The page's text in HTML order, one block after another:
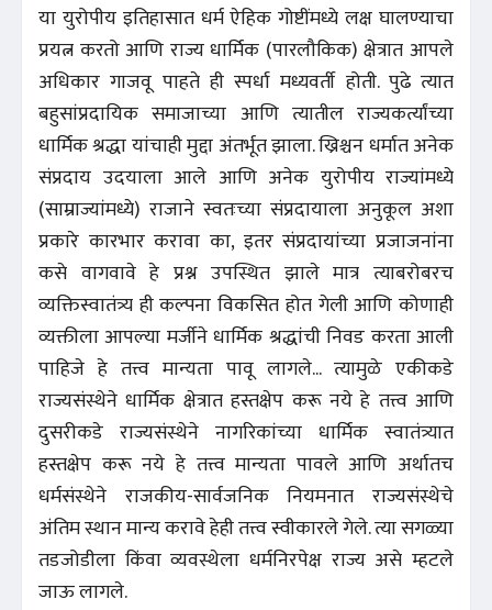
या युरोपीय इतिहासात धर्म ऐहिक गोष्टींमध्ये लक्ष घालण्याचा
प्रयत्न करतो आणि राज्य धार्मिक (पारलौकिक) क्षेत्रात आपले
अधिकार गाजवू पाहते ही स्पर्धा मध्यवर्ती होती. पुढे त्यात
बहुसांप्रदायिक समाजाच्या आणि त्यातील राज्यकर्त्यांच्या
धार्मिक श्रद्धा यांचाही मुद्दा अंतर्भूत झाला. ख्रिश्चन धर्मात अनेक
संप्रदाय उदयाला आले आणि अनेक युरोपीय राज्यांमध्ये
(साम्राज्यांमध्ये) राजाने स्वतःच्या संप्रदायाला अनुकूल अशा
प्रकारे कारभार करावा का, इतर संप्रदायांच्या प्रजाजनांना
कसे वागवावे हे प्रश्न उपस्थित झाले मात्र त्याबरोबरच
व्यक्तिस्वातंत्र्य ही कल्पना विकसित होत गेली आणि कोणाही
व्यक्तीला आपल्या मर्जीने धार्मिक श्रद्धांची निवड करता आली
पाहिजे हे तत्त्व मान्यता पावू लागले... त्यामुळे एकीकडे
राज्यसंस्थेने धार्मिक क्षेत्रात हस्तक्षेप करू नये हे तत्त्व आणि
दुसरीकडे राज्यसंस्थेने नागरिकांच्या धार्मिक स्वातंत्र्यात
हस्तक्षेप करू नये हे तत्त्व मान्यता पावले आणि अर्थातच
धर्मसंस्थेने राजकीय-सार्वजनिक नियमनात राज्यसंस्थेचे
अंतिम स्थान मान्य करावे हेही तत्त्व स्वीकारले गेले. त्या सगळ्या
तडजोडीला किंवा व्यवस्थेला धर्मनिरपेक्ष राज्य असे म्हटले
जाऊ लागले.